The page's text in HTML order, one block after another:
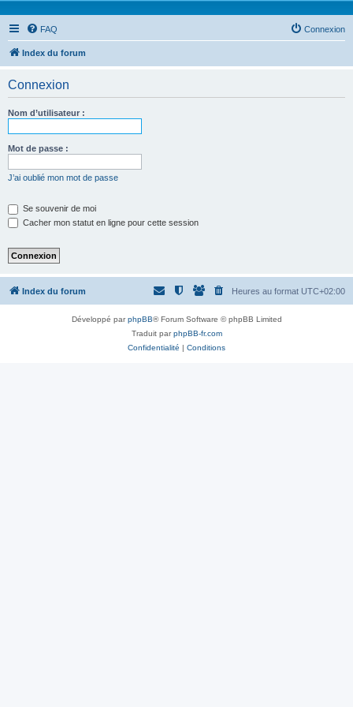
FAQ Connexion
Index du forum
Connexion
Nom d’utilisateur :
Mot de passe :
J’ai oublié mon mot de passe
Se souvenir de moi
Cacher mon statut en ligne pour cette session
Index du forum Heures au format UTC+02:00
Développé parphpBB® Forum Software © phpBB Limited
Traduit parphpBB-fr.com
Confidentialité | Conditions